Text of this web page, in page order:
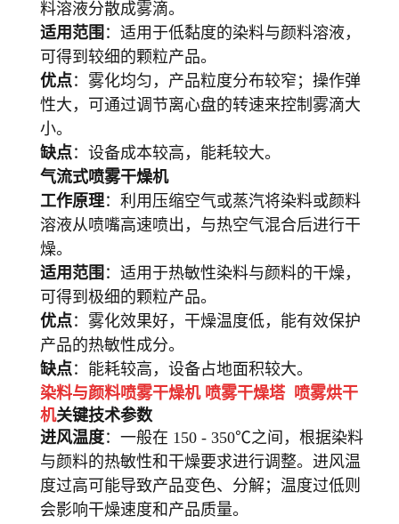
料溶液分散成雾滴。
适用范围 ：适用于低黏度的染料与颜料溶液，
可得到较细的颗粒产品。
优点：雾化均匀，产品粒度分布较窄；操作弹
性大，可通过调节离心盘的转速来控制雾滴大
小。
缺点：设备成本较高，能耗较大。
气流式喷雾干燥机
工作原理：利用压缩空气或蒸汽将染料或颜料
溶液从喷嘴高速喷出，与热空气混合后进行干
燥。
适用范围 ：适用于热敏性染料与颜料的干燥，
可得到极细的颗粒产品。
优点：雾化效果好，干燥温度低，能有效保护
产品的热敏性成分。
缺点：能耗较高，设备占地面积较大。
染料与颜料喷雾干燥机 喷雾干燥塔 喷雾烘干
机关键技术参数
进风温度：一般在 150 - 350℃之间，根据染料
与颜料的热敏性和干燥要求进行调整。进风温
度过高可能导致产品变色、分解；温度过低则
会影响干燥速度和产品质量。